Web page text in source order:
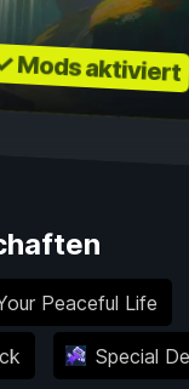
Mods aktiviert
Peaceful Life
Special